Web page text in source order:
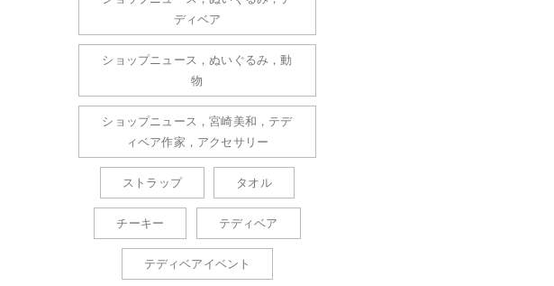
ディベア
ショップニュース，ぬいぐるみ，動
物
ショップニュース，宮崎美和，テデ
ィベア作家，アクセサリー
ストラップ タオル
チーキー テディベア
テディベアイベント